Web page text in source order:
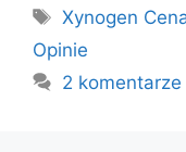
Tagi
Xynogen
Opinie
2 komentarze